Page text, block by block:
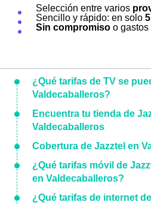
Selección entre varios
Sencillo y rápido: en solo
Sin compromiso o
¿Qué tarifas de TV se
Valdecaballeros?
Encuentra tu tienda de
Valdecaballeros
Cobertura de Jazztel en
¿Qué tarifas móvil de
en Valdecaballeros?
¿Qué tarifas de internet